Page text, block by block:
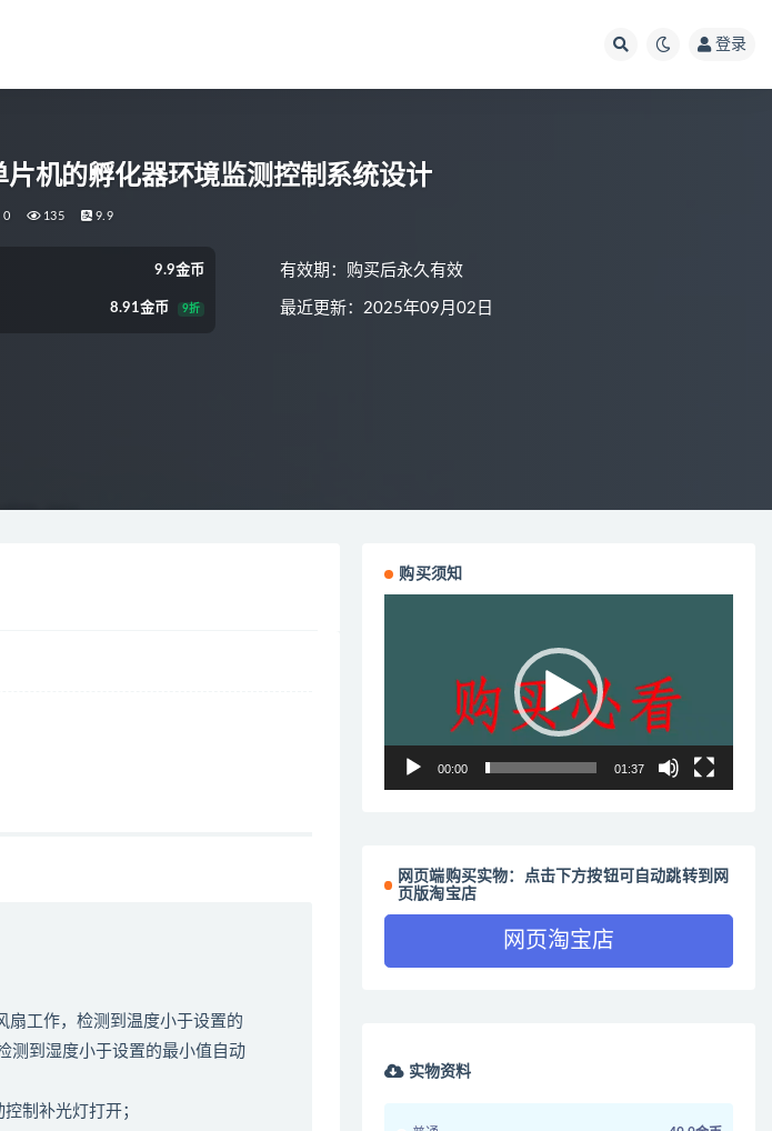
登录
片机的孵化器环境监测控制系统设计
0 135 9.9
9.9金币
8.91金币 9折
有效期：购买后永久有效
最近更新：2025年09月02日
扇工作，检测到温度小于设置的
测到湿度小于设置的最小值自动
制补光灯打开；
购买须知
00:00 01:37
网页端购买实物：点击下方按钮可自动跳转到网
页版淘宝店
网页淘宝店
实物资料